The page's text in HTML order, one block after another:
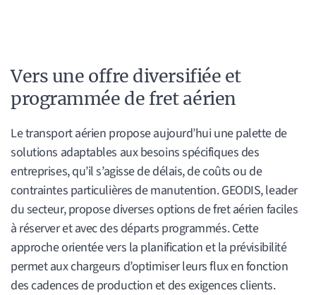
Vers une offre diversifiée et
programmée de fret aérien
Le transport aérien propose aujourd’hui une palette de
solutions adaptables aux besoins spécifiques des
entreprises, qu’il s’agisse de délais, de coûts ou de
contraintes particulières de manutention. GEODIS, leader
du secteur, propose diverses options de fret aérien faciles
à réserver et avec des départs programmés. Cette
approche orientée vers la planification et la prévisibilité
permet aux chargeurs d’optimiser leurs flux en fonction
des cadences de production et des exigences clients.